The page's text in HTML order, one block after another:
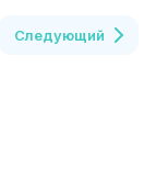
Следующий